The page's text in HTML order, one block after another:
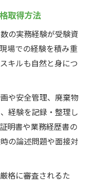
取得方法
の実務経験が受験資
場での経験を積み重
キルも自然と身につ
や安全管理、廃棄物
経験を記録・整理し
明書や業務経歴書の
の論述問題や面接対
格に審査されるた